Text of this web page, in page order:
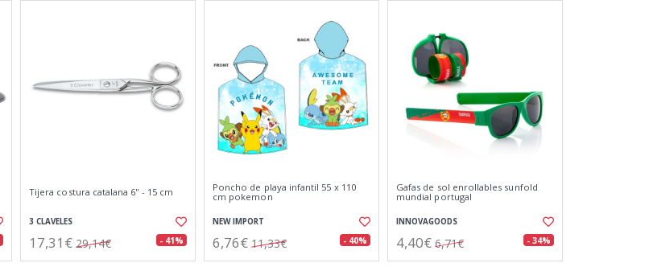
Tijera costura catalana 6'' - 15 cm
3 CLAVELES
17,31€ 29,14€ - 41%
Poncho de playa infantil 55 x 110
cm pokemon
NEW IMPORT
6,76€ 11,33€ - 40%
Gafas de sol enrollables sunfold
mundial portugal
INNOVAGOODS
4,40€ 6,71€ - 34%